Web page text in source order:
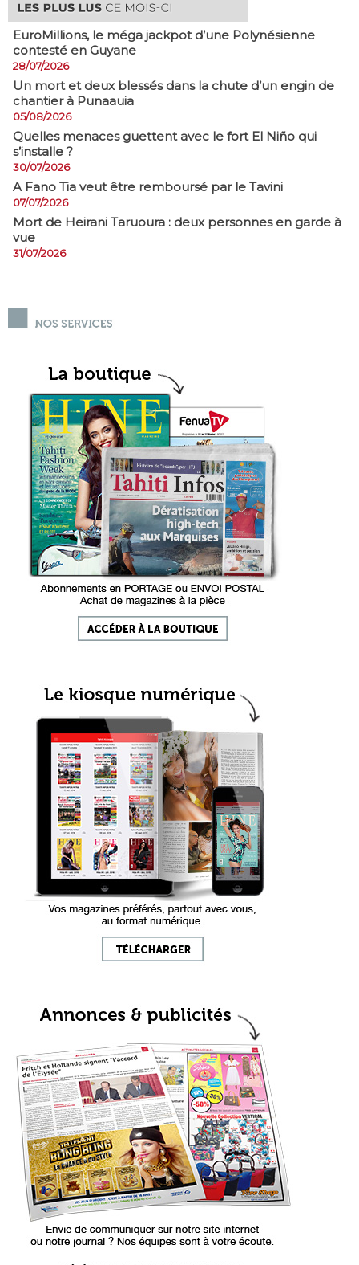
EuroMillions, ​le méga jackpot d’une Polynésienne
contesté en Guyane
28/07/2026
​Un mort et deux blessés dans la chute d’un engin de
chantier à Punaauia
05/08/2026
Quelles menaces guettent avec le fort El Niño qui
s’installe ?
30/07/2026
A Fano Tia veut être remboursé par le Tavini
07/07/2026
Mort de Heirani Taruoura : deux personnes en garde à
vue
31/07/2026